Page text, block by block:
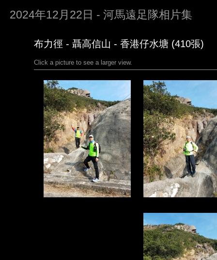
2024年12月22日 - 河馬遠足隊相片集
布力徑 - 聶高信山 - 香港仔水塘 (410張)
Click a picture to see a larger view.